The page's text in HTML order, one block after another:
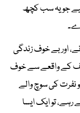
جو یہ سب کچھ
اور بے خوف زندگی
کے واقعے سے خوف
نفرت کی سوچ والے
تو ایک ایسا